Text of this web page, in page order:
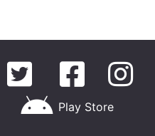
Play Store